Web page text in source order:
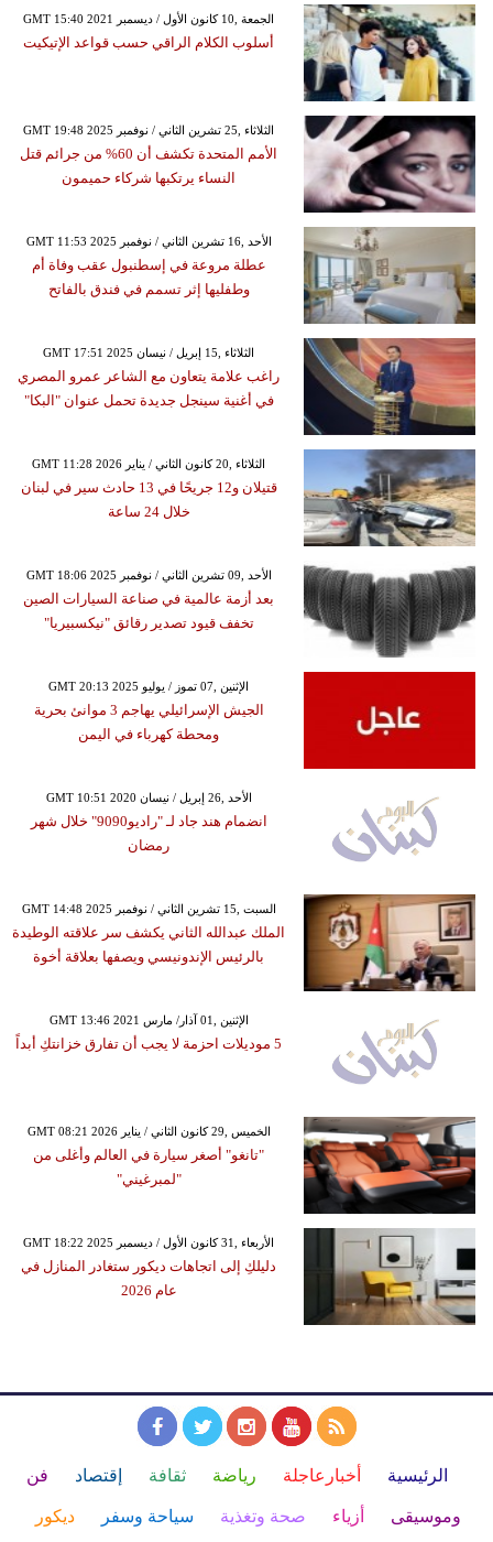
GMT 15:40 2021 الجمعة ,10 كانون الأول / ديسمبر
أسلوب الكلام الراقي حسب قواعد الإتيكيت
GMT 19:48 2025 الثلاثاء ,25 تشرين الثاني / نوفمبر
الأمم المتحدة تكشف أن 60% من جرائم قتل
النساء يرتكبها شركاء حميمون
GMT 11:53 2025 الأحد ,16 تشرين الثاني / نوفمبر
عطلة مروعة في إسطنبول عقب وفاة أم
وطفليها إثر تسمم في فندق بالفاتح
GMT 17:51 2025 الثلاثاء ,15 إبريل / نيسان
راغب علامة يتعاون مع الشاعر عمرو المصري
في أغنية سينجل جديدة تحمل عنوان "البكا"
GMT 11:28 2026 الثلاثاء ,20 كانون الثاني / يناير
قتيلان و12 جريحًا في 13 حادث سير في لبنان
خلال 24 ساعة
GMT 18:06 2025 الأحد ,09 تشرين الثاني / نوفمبر
بعد أزمة عالمية في صناعة السيارات الصين
تخفف قيود تصدير رقائق "نيكسبيريا"
GMT 20:13 2025 الإثنين ,07 تموز / يوليو
الجيش الإسرائيلي يهاجم 3 موانئ بحرية
ومحطة كهرباء في اليمن
GMT 10:51 2020 الأحد ,26 إبريل / نيسان
انضمام هند جاد لـ "راديو9090" خلال شهر
رمضان
GMT 14:48 2025 السبت ,15 تشرين الثاني / نوفمبر
الملك عبدالله الثاني يكشف سر علاقته الوطيدة
بالرئيس الإندونيسي ويصفها بعلاقة أخوة
GMT 13:46 2021 الإثنين ,01 آذار/ مارس
5 موديلات احزمة لا يجب أن تفارق خزانتكِ أبداً
GMT 08:21 2026 الخميس ,29 كانون الثاني / يناير
"تانغو" أصغر سيارة في العالم وأغلى من
"لمبرغيني"
GMT 18:22 2025 الأربعاء ,31 كانون الأول / ديسمبر
دليلكِ إلى اتجاهات ديكور ستغادر المنازل في
عام 2026
الرئيسية أخبارعاجلة رياضة ثقافة إقتصاد فن
وموسيقى أزياء صحة وتغذية سياحة وسفر ديكور